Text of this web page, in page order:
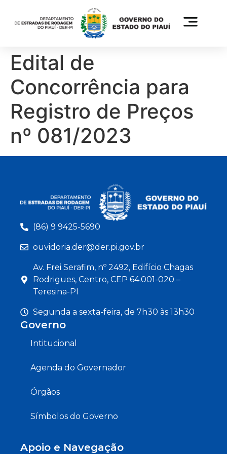
Edital de
Concorrência para
Registro de Preços
nº 081/2023
(86) 9 9425-5690
ouvidoria.der@der.pi.gov.br
Av. Frei Serafim, nº 2492, Edifício Chagas
Rodrigues, Centro, CEP 64.001-020 –
Teresina-PI
Segunda a sexta-feira, de 7h30 às 13h30
Governo
Intitucional
Agenda do Governador
Órgãos
Símbolos do Governo
Apoio e Navegação